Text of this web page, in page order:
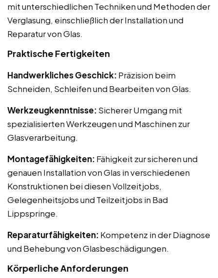
mit unterschiedlichen Techniken und Methoden der
Verglasung, einschließlich der Installation und
Reparatur von Glas.
Praktische Fertigkeiten
Handwerkliches Geschick: Präzision beim
Schneiden, Schleifen und Bearbeiten von Glas.
Werkzeugkenntnisse: Sicherer Umgang mit
spezialisierten Werkzeugen und Maschinen zur
Glasverarbeitung.
Montagefähigkeiten: Fähigkeit zur sicheren und
genauen Installation von Glas in verschiedenen
Konstruktionen bei diesen Vollzeitjobs,
Gelegenheitsjobs und Teilzeitjobs in Bad
Lippspringe.
Reparaturfähigkeiten: Kompetenz in der Diagnose
und Behebung von Glasbeschädigungen.
Körperliche Anforderungen